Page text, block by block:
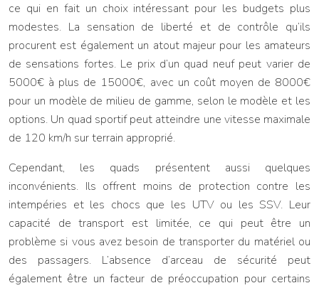
ce qui en fait un choix intéressant pour les budgets plus
modestes. La sensation de liberté et de contrôle qu’ils
procurent est également un atout majeur pour les amateurs
de sensations fortes. Le prix d’un quad neuf peut varier de
5000€ à plus de 15000€, avec un coût moyen de 8000€
pour un modèle de milieu de gamme, selon le modèle et les
options. Un quad sportif peut atteindre une vitesse maximale
de 120 km/h sur terrain approprié.
Cependant, les quads présentent aussi quelques
inconvénients. Ils offrent moins de protection contre les
intempéries et les chocs que les UTV ou les SSV. Leur
capacité de transport est limitée, ce qui peut être un
problème si vous avez besoin de transporter du matériel ou
des passagers. L’absence d’arceau de sécurité peut
également être un facteur de préoccupation pour certains